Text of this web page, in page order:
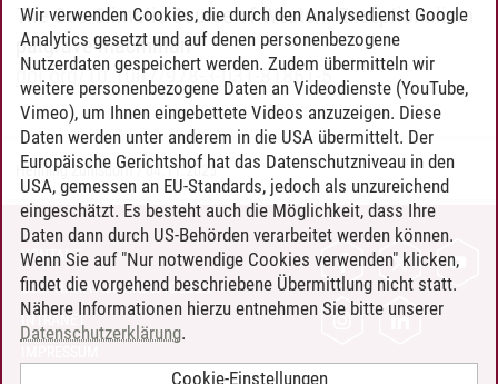
The Geo-Climatic Source of Western Exceptionalism
palgrave macmillan
doi.org/10.1007/978-3-031-81861-5
Henning Zühlsdorff/04.11.2025
KONTAKT
LEUPHANA ALS ARBEITGEBER
INTRANET
Wir verwenden Cookies, die durch den Analysedienst Google
Analytics gesetzt und auf denen personenbezogene
Nutzerdaten gespeichert werden. Zudem übermitteln wir
weitere personenbezogene Daten an Videodienste (YouTube,
Vimeo), um Ihnen eingebettete Videos anzuzeigen. Diese
Daten werden unter anderem in die USA übermittelt. Der
Europäische Gerichtshof hat das Datenschutzniveau in den
USA, gemessen an EU-Standards, jedoch als unzureichend
eingeschätzt. Es besteht auch die Möglichkeit, dass Ihre
Daten dann durch US-Behörden verarbeitet werden können.
Wenn Sie auf "Nur notwendige Cookies verwenden" klicken,
findet die vorgehend beschriebene Übermittlung nicht statt.
Nähere Informationen hierzu entnehmen Sie bitte unserer
Datenschutzerklärung.
Cookie-Einstellungen